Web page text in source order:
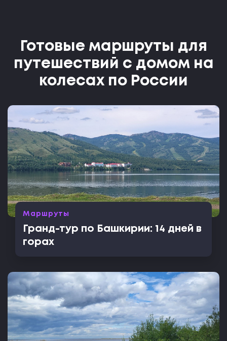
Готовые маршруты для
путешествий с домом на
колесах по России
Маршруты
Гранд-тур по Башкирии: 14 дней в
горах